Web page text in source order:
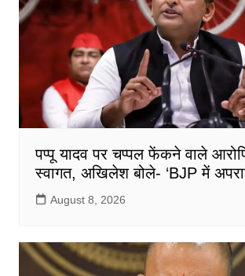
पप्पू यादव पर चप्पल फेंकने वाले
स्वागत, अखिलेश बोले- ‘BJP में
August 8, 2026